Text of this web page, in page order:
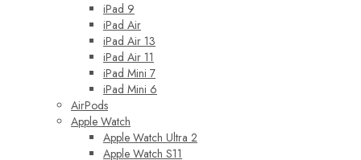
iPad 9
iPad Air
iPad Air 13
iPad Air 11
iPad Mini 7
iPad Mini 6
AirPods
Apple Watch
Apple Watch Ultra 2
Apple Watch S11